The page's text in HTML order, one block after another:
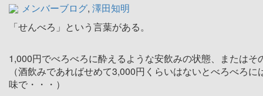
メンバーブログ, 澤田知明
「せんべろ」という言葉がある。
1,000円でべろべろに酔えるような安飲みの状態、またはそ
（酒飲みであればせめて3,000円くらいはないとべろべろ
味で・・・）